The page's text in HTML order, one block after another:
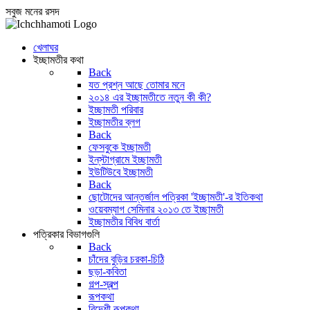
সবুজ মনের রসদ
খেলাঘর
ইচ্ছামতীর কথা
Back
যত প্রশ্ন আছে তোমার মনে
২০১৪ এর ইচ্ছামতীতে নতুন কী কী?
ইচ্ছামতী পরিবার
ইচ্ছামতীর ব্লগ
Back
ফেসবুকে ইচ্ছামতী
ইন্‌স্টাগ্রামে ইচ্ছামতী
ইউটিউবে ইচ্ছামতী
Back
ছোটোদের আন্তর্জাল পত্রিকা 'ইচ্ছামতী'-র ইতিকথা
ওয়েবম্যাগ সেমিনার ২০১৩ তে ইচ্ছামতী
ইচ্ছামতীর বিবিধ বার্তা
পত্রিকার বিভাগগুলি
Back
চাঁদের বুড়ির চরকা-চিঠি
ছড়া-কবিতা
গল্প-স্বল্প
রূপকথা